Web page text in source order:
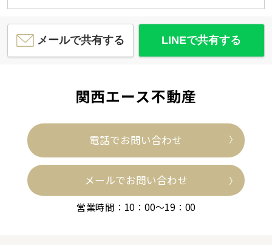
メールで共有する LINEで共有する
関西エース不動産
電話でお問い合わせ
メールでお問い合わせ
営業時間：10：00～19：00